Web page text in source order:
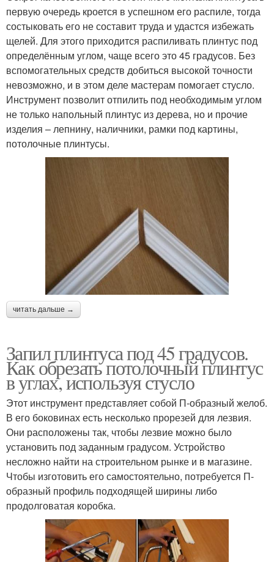
первую очередь кроется в успешном его распиле, тогда
состыковать его не составит труда и удастся избежать
щелей. Для этого приходится распиливать плинтус под
определённым углом, чаще всего это 45 градусов. Без
вспомогательных средств добиться высокой точности
невозможно, и в этом деле мастерам помогает стусло.
Инструмент позволит отпилить под необходимым углом
не только напольный плинтус из дерева, но и прочие
изделия – лепнину, наличники, рамки под картины,
потолочные плинтусы.
читать дальше →
Запил плинтуса под 45 градусов.
Как обрезать потолочный плинтус
в углах, используя стусло
Этот инструмент представляет собой П-образный желоб.
В его боковинах есть несколько прорезей для лезвия.
Они расположены так, чтобы лезвие можно было
установить под заданным градусом. Устройство
несложно найти на строительном рынке и в магазине.
Чтобы изготовить его самостоятельно, потребуется П-
образный профиль подходящей ширины либо
продолговатая коробка.